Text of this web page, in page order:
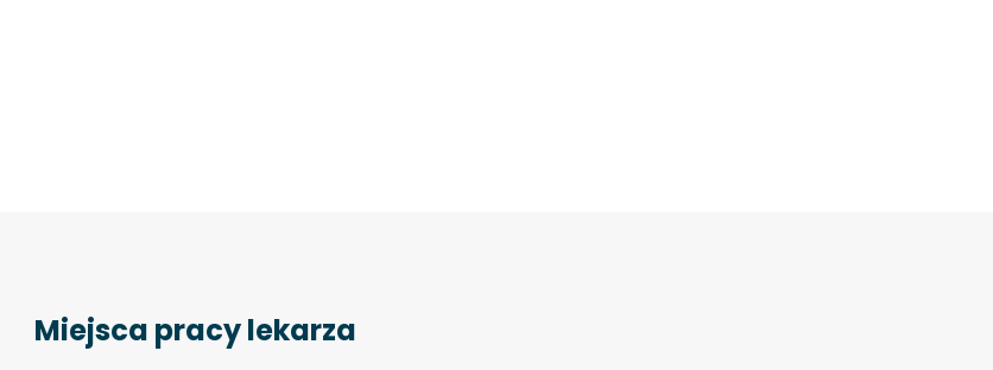
Miejsca pracy lekarza